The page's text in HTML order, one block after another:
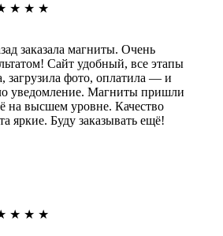
★ ★ ★
заказала магниты. Очень
Сайт удобный, все этапы
загрузила фото, оплатила — и
уведомление. Магниты пришли
на высшем уровне. Качество
яркие. Буду заказывать ещё!
★ ★ ★